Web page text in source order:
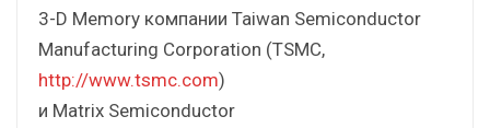
3-D Memory компании Taiwan Semiconductor
Manufacturing Corporation (TSMC,
http://www.tsmc.com)
и Matrix Semiconductor